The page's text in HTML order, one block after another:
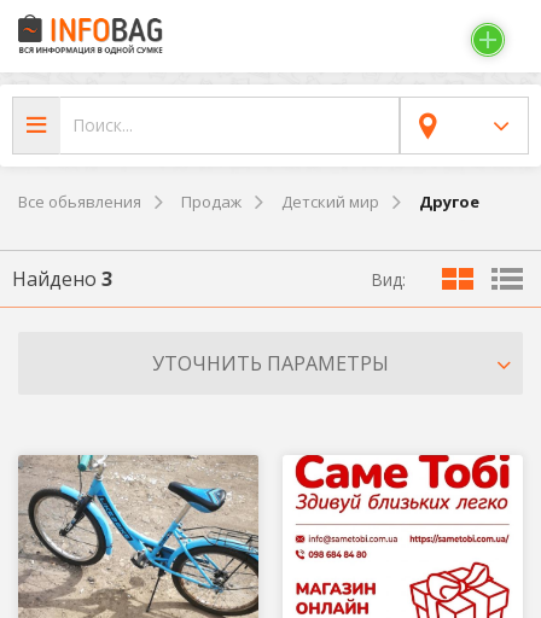
Все обьявления Продаж Детский мир Другое
Найдено 3 Вид:
УТОЧНИТЬ ПАРАМЕТРЫ